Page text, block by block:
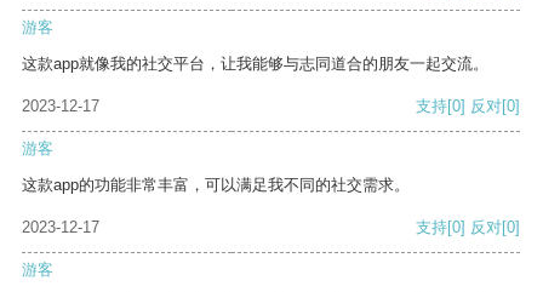
游客
这款app就像我的社交平台，让我能够与志同道合的朋友一起交流。
2023-12-17 支持[0] 反对[0]
游客
这款app的功能非常丰富，可以满足我不同的社交需求。
2023-12-17 支持[0] 反对[0]
游客